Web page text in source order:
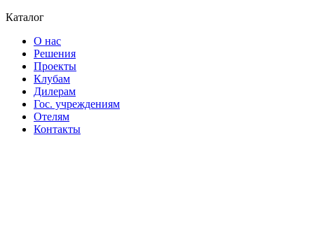
Каталог
О нас
Решения
Проекты
Клубам
Дилерам
Гос. учреждениям
Отелям
Контакты